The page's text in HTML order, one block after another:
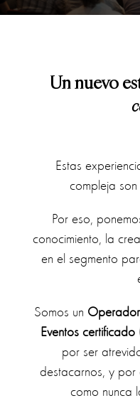
Un nuevo
Estas
compleja
Por eso,
conocimiento, la
en el segmento
Somos un
Eventos certificado
por ser
destacarnos, y
como nunca